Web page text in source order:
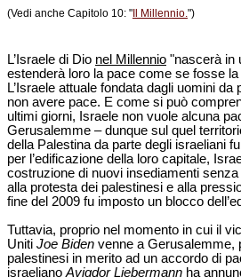
(Vedi anche Capitolo 10: "Il Millennio. ")
L’Israele di Dio nel Millennio "nascerà in
estenderà loro la pace come se fosse
L’Israele attuale fondata dagli uomini
non avere pace. E come si può
ultimi giorni, Israele non vuole alcuna
Gerusalemme – dunque sul quel
della Palestina da parte degli israeliani
per l’edificazione della loro capitale,
costruzione di nuovi insediamenti
alla protesta dei palestinesi e alla
fine del 2009 fu imposto un blocco
Tuttavia, proprio nel momento in cui il
Uniti Joe Biden venne a Gerusalemme,
palestinesi in merito ad un accordo di
israeliano Avigdor Liebermann ha